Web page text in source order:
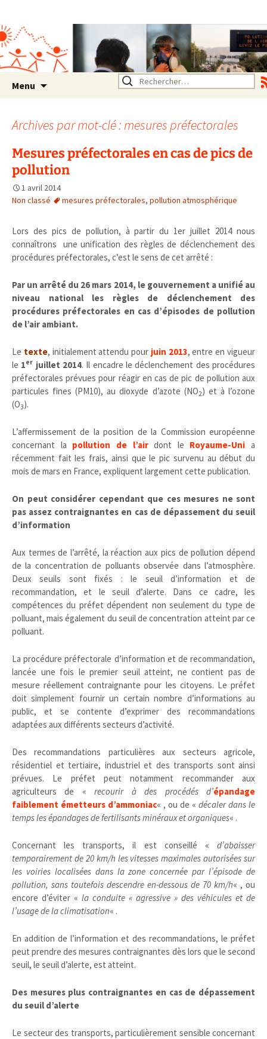
Rhône Alpes
Un environnement sain pour
la santé de tous
Menu Rechercher :
Archives par mot-clé : mesures préfectorales
Mesures préfectorales en cas de pics de
pollution
1 avril 2014
Non classé
mesures préfectorales, pollution atmosphérique
Lors des pics de pollution, à partir du 1er juillet 2014 nous
connaîtrons une unification des règles de déclenchement des
procédures préfectorales, c’est le sens de cet arrêté :
Par un arrêté du 26 mars 2014, le gouvernement a unifié au
niveau national les règles de déclenchement des
procédures préfectorales en cas d’épisodes de pollution
de l’air ambiant.
Le texte, initialement attendu pour juin 2013, entre en vigueur
le 1er juillet 2014. Il encadre le déclenchement des procédures
préfectorales prévues pour réagir en cas de pic de pollution aux
particules fines (PM10), au dioxyde d’azote (NO2) et à l’ozone
(O3).
L’affermissement de la position de la Commission européenne
concernant la pollution de l’airdont le Royaume-Uni a
récemment fait les frais, ainsi que le pic survenu au début du
mois de mars en France, expliquent largement cette publication.
On peut considérer cependant que ces mesures ne sont
pas assez contraignantes en cas de dépassement du seuil
d’information
Aux termes de l’arrêté, la réaction aux pics de pollution dépend
de la concentration de polluants observée dans l’atmosphère.
Deux seuils sont fixés : le seuil d’information et de
recommandation, et le seuil d’alerte. Dans ce cadre, les
compétences du préfet dépendent non seulement du type de
polluant, mais également du seuil de concentration atteint par ce
polluant.
La procédure préfectorale d’information et de recommandation,
lancée une fois le premier seuil atteint, ne contient pas de
mesure réellement contraignante pour les citoyens. Le préfet
doit simplement fournir un certain nombre d’informations au
public, et se contente d’exprimer des recommandations
adaptées aux différents secteurs d’activité.
Des recommandations particulières aux secteurs agricole,
résidentiel et tertiaire, industriel et des transports sont ainsi
prévues. Le préfet peut notamment recommander aux
agriculteurs de «recourir à des procédés d’épandage
faiblement émetteurs d’ammoniac« , ou de « décaler dans le
temps les épandages de fertilisants minéraux et organiques« .
Concernant les transports, il est conseillé « d’abaisser
temporairement de 20 km/h les vitesses maximales autorisées sur
les voiries localisées dans la zone concernée par l’épisode de
pollution, sans toutefois descendre en-dessous de 70 km/h« , ou
encore d’éviter « la conduite « agressive » des véhicules et de
l’usage de la climatisation« .
En addition de l’information et des recommandations, le préfet
peut prendre des mesures contraignantes dès lors que le second
seuil, le seuil d’alerte, est atteint.
Des mesures plus contraignantes en cas de dépassement
du seuil d’alerte
Le secteur des transports, particulièrement sensible concernant